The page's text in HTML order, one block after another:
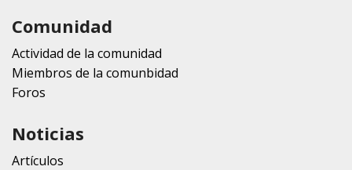
Comunidad
Actividad de la comunidad
Miembros de la comunbidad
Foros
Noticias
Artículos